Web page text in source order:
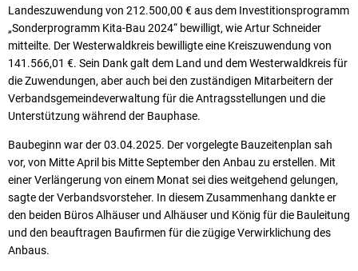
Landeszuwendung von 212.500,00 € aus dem Investitionsprogramm
„Sonderprogramm Kita-Bau 2024“ bewilligt, wie Artur Schneider
mitteilte. Der Westerwaldkreis bewilligte eine Kreiszuwendung von
141.566,01 €. Sein Dank galt dem Land und dem Westerwaldkreis für
die Zuwendungen, aber auch bei den zuständigen Mitarbeitern der
Verbandsgemeindeverwaltung für die Antragsstellungen und die
Unterstützung während der Bauphase.
Baubeginn war der 03.04.2025. Der vorgelegte Bauzeitenplan sah
vor, von Mitte April bis Mitte September den Anbau zu erstellen. Mit
einer Verlängerung von einem Monat sei dies weitgehend gelungen,
sagte der Verbandsvorsteher. In diesem Zusammenhang dankte er
den beiden Büros Alhäuser und Alhäuser und König für die Bauleitung
und den beauftragen Baufirmen für die zügige Verwirklichung des
Anbaus.